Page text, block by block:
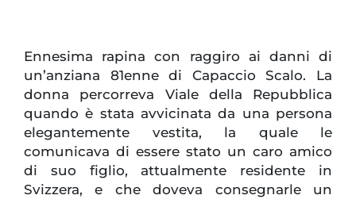
Ennesima rapina con raggiro ai danni di
un’anziana 81enne di Capaccio Scalo. La
donna percorreva Viale della Repubblica
quando è stata avvicinata da una persona
elegantemente vestita, la quale le
comunicava di essere stato un caro amico
di suo figlio, attualmente residente in
Svizzera, e che doveva consegnarle un